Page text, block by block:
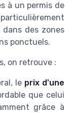
à un permis de
des zones
ponctuels.
on retrouve :
le prix d'une
que celui
grâce à